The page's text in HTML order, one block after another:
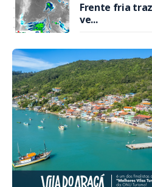
Frente fria
ve...